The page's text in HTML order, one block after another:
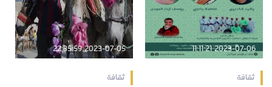
2023-07-06 11:11:21
ثقافة
2023-07-05 22:35:59
ثقافة